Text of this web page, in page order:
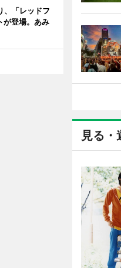
見る・
、「レッドフ
が登場。あみ